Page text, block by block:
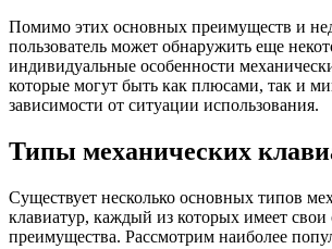
Помимо этих основных преимуществ и
пользователь может обнаружить еще
индивидуальные особенности
которые могут быть как плюсами, так и
зависимости от ситуации использования.
Типы механических
Существует несколько основных типов
клавиатур, каждый из которых имеет свои
преимущества. Рассмотрим наиболее